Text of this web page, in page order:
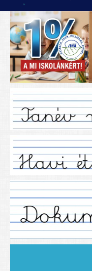
HÍREINK
ISKOLÁNK
Igazgatói köszöntő
Iskolánkról
Tanáraink
Tanéveink
Régebbi tanéveink
2021/2022 tanév
2013/2014. tanév
2014/2015. tanév
2015/2016. tanév
2016/2017 tanév